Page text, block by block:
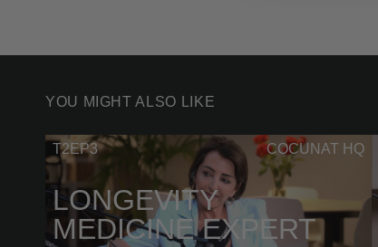
YOU MIGHT ALSO LIKE
T2EP3 COCUNAT HQ
LONGEVITY
MEDICINE EXPERT